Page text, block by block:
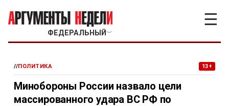
ФЕДЕРАЛЬНЫЙ ﹀
☰
//ПОЛИТИКА 13+
Минобороны России назвало цели
массированного удара ВС РФ по